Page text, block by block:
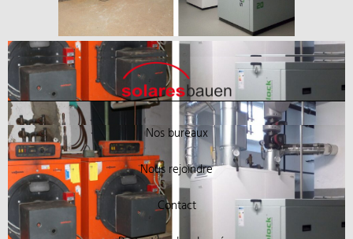
Nos bureaux
Nous rejoindre
Contact